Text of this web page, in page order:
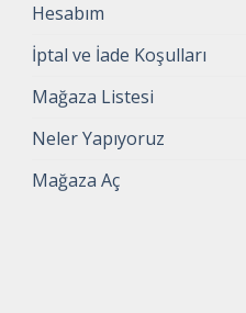
Hesabım
İptal ve İade Koşulları
Mağaza Listesi
Neler Yapıyoruz
Mağaza Aç